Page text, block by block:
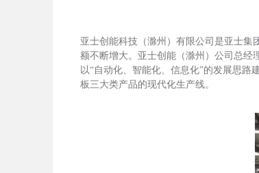
亚士创能科技（滁州）有限公司是亚士集
额不断增大。亚士创能（滁州）公司总经
以“自动化、智能化、信息化”的发展思
板三大类产品的现代化生产线。